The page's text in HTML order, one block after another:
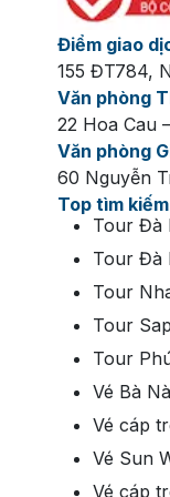
6. Check-in
Town):Bạn
Sunset Town.
vùng đất Italy
rực rỡ, Tháp
Cầu Hôn (Kiss
bức ảnh check-
Điểm giao
155 ĐT784,
Văn phòng
22 Hoa Cau
Văn phòng
60 Nguyễn
Top tìm kiếm
Tour Đà
Tour Đà
Tour
Tour
Tour
Vé Bà
Vé cáp
Vé Sun
Vé cáp